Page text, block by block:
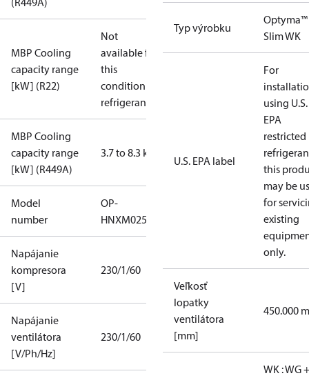
MBP Cooling
capacity range
[kW] (R22)
Not
available for
this
condition /
refrigerant
MBP Cooling
capacity range
[kW] (R449A)
3.7 to 8.3 kW
Model
number
OP-
HNXM0250UWK000N
Napájanie
kompresora
[V]
230/1/60
Napájanie
ventilátora
[V/Ph/Hz]
230/1/60
Typ výrobku
Optyma™
Slim WK
U.S. EPA label
For
using U.S.
EPA
restricted
this
may be
for
existing
only.
Veľkosť
lopatky
ventilátora
[mm]
450.000
WK : WG